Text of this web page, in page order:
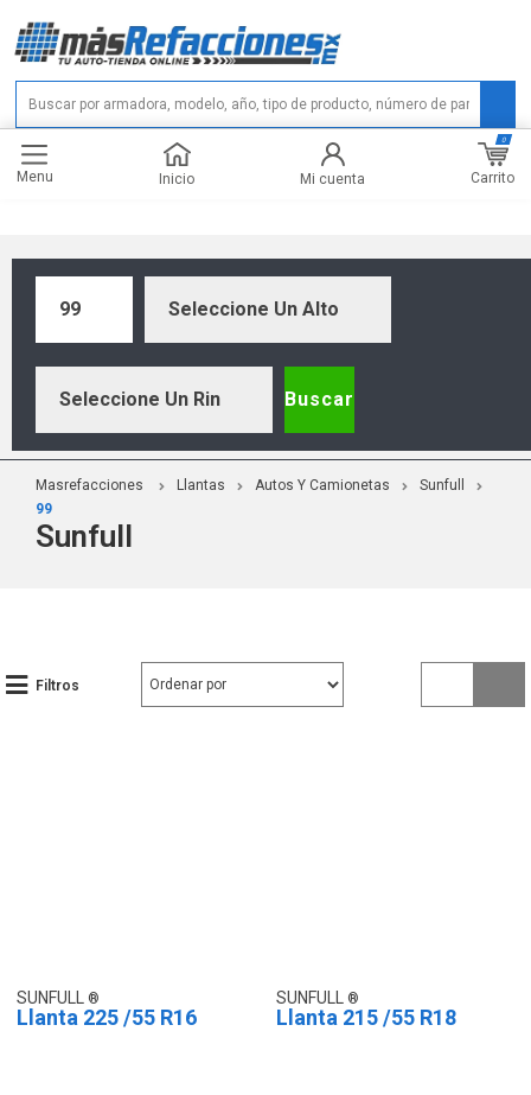
Menu Inicio Mi cuenta Carrito
0
Masrefacciones Llantas Autos Y Camionetas
Sunfull
99
Sunfull
99 Seleccione Un Alto
Seleccione Un Rin Buscar
Filtros
SUNFULL
Llanta 225 /55 R16
SUNFULL
Llanta 215 /55 R18